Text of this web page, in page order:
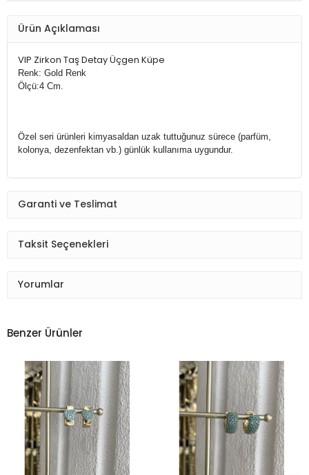
Ürün Açıklaması
VIP Zirkon Taş Detay Üçgen Küpe
Renk: Gold Renk
Ölçü:4 Cm.
Özel seri ürünleri kimyasaldan uzak tuttuğunuz sürece (parfüm,
kolonya, dezenfektan vb.) günlük kullanıma uygundur.
Garanti ve Teslimat
Taksit Seçenekleri
Yorumlar
Benzer Ürünler